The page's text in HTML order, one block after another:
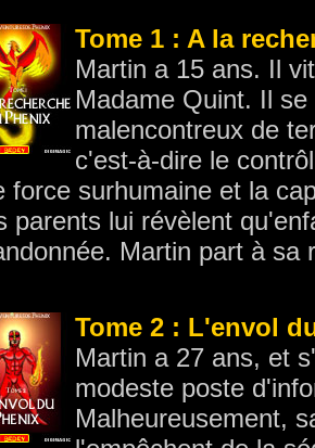
Tome 1 : A la
Martin a 15 ans. Il
Madame Quint. Il
malencontreux de
c'est-à-dire le
force surhumaine et la
parents lui révèlent
Martin part à sa
Tome 2 : L'envol
Martin a 27 ans, et
modeste poste
Malheureusement,